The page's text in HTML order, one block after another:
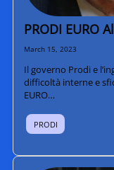
PRODI EURO
March 15, 2023
Il governo Prodi e
difficoltà interne e
EURO…
PRODI